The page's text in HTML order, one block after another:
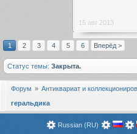
15 авг 2013
1 2 3 4 5 6 Вперёд >
Статус темы: Закрыта.
Форум Антиквариат и
геральдика
Russian (RU)